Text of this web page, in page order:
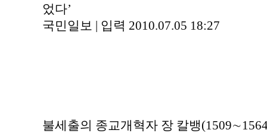
었다’
국민일보 | 입력 2010.07.05 18:27
불세출의 종교개혁자 장 칼뱅